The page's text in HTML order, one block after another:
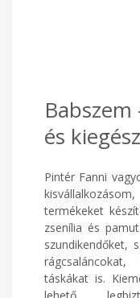
és
Pintér Fanni
termékeket
zsenília és
szundikendőket,
táskákat is.